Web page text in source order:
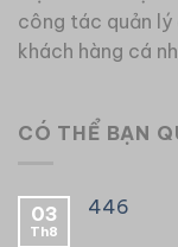
công tác quản lý
khách hàng cá
CÓ THỂ BẠN
03
Th8
446